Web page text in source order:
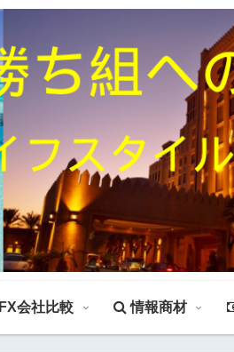
FX会社比較 情報商材